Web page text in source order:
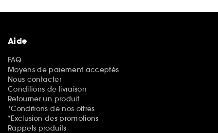
Aide
FAQ
Moyens de paiement acceptés
Nous contacter
Conditions de livraison
Retourner un produit
*Conditions de nos offres
*Exclusion des promotions
Rappels produits